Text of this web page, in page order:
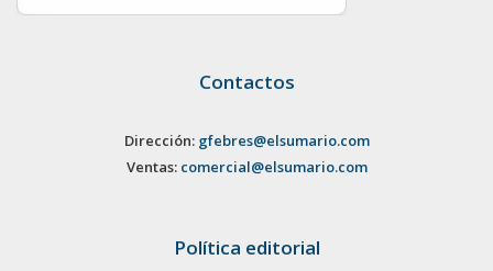
Contactos
Dirección: gfebres@elsumario.com
Ventas: comercial@elsumario.com
Política editorial